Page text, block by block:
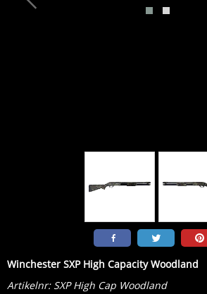
Winchester SXP High Capacity Woodland
Artikelnr: SXP High Cap Woodland